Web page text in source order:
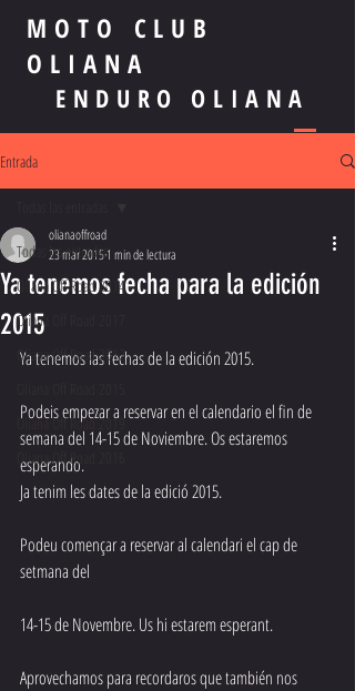
MOTO CLUB
OLIANA
ENDURO OLIANA
Entrada
Todas las entradas
Oliana Off Road 2014
Oliana Off Road 2017
Oliana Off Road 2012
Oliana Off Road 2019
Oliana Off Road 2016
Ya tenemos fecha para la edición
2015
olianaoffroad
23 mar 20151 min de lectura
Ya tenemos las fechas de la edición 2015.
Podeis empezar a reservar en el calendario el fin de
semana del 14-15 de Noviembre. Os estaremos
esperando.
Ja tenim les dates de la edició 2015.
Podeu començar a reservar al calendari el cap de
setmana del
14-15 de Novembre. Us hi estarem esperant.
Aprovechamos para recordaros que también nos